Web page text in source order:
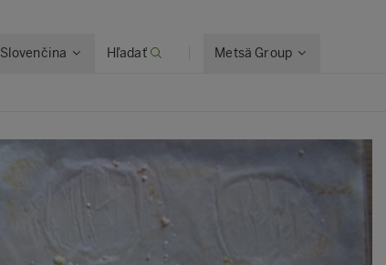
Slovenčina Hľadať Metsä Group